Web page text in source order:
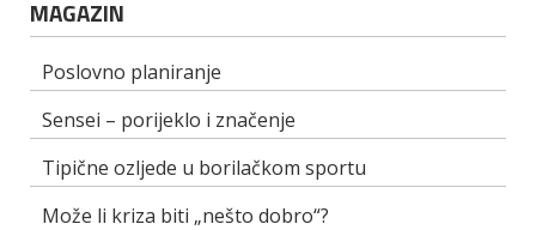
MAGAZIN
Poslovno planiranje
Sensei – porijeklo i značenje
Tipične ozljede u borilačkom sportu
Može li kriza biti „nešto dobro“?